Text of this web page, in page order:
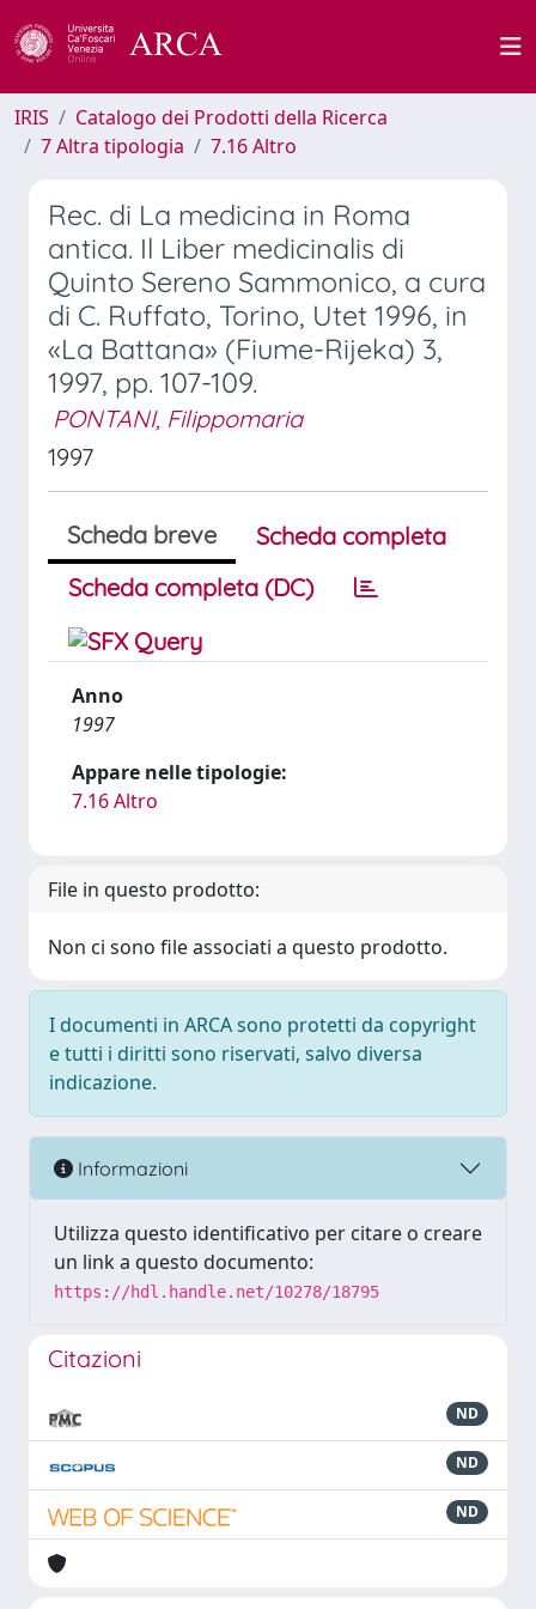
IRIS
Catalogo dei Prodotti della Ricerca
7 Altra tipologia
7.16 Altro
Rec. di La medicina in Roma
antica. Il Liber medicinalis di
Quinto Sereno Sammonico, a cura
di C. Ruffato, Torino, Utet 1996, in
«La Battana» (Fiume-Rijeka) 3,
1997, pp. 107-109.
PONTANI, Filippomaria
1997
Scheda breve
Scheda completa
Scheda completa (DC)
Anno
1997
Appare nelle tipologie:
7.16 Altro
File in questo prodotto:
Non ci sono file associati a questo prodotto.
I documenti in ARCA sono protetti da copyright
e tutti i diritti sono riservati, salvo diversa
indicazione.
Informazioni
Utilizza questo identificativo per citare o creare
un link a questo documento:
https://hdl.handle.net/10278/18795
Citazioni
ND
ND
ND